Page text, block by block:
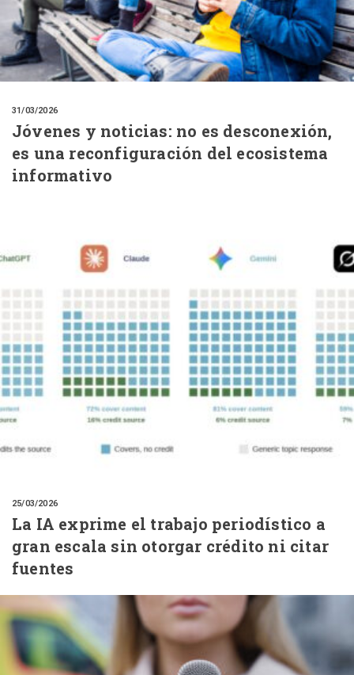
31/03/2026
Jóvenes y noticias: no es desconexión,
es una reconfiguración del ecosistema
informativo
25/03/2026
La IA exprime el trabajo periodístico a
gran escala sin otorgar crédito ni citar
fuentes